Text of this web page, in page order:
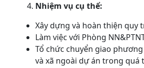
Nhiệm vụ cụ thể:
Xây dựng và hoàn thiện quy
Làm việc với Phòng
Tổ chức chuyển giao
và xã ngoài dự án trong quá